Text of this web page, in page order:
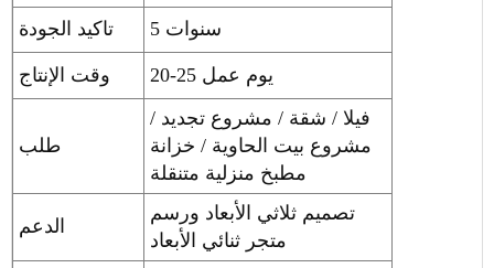
تاكيد الجودة 5 سنوات
وقت الإنتاج 20-25 يوم عمل
طلب
فيلا / شقة / مشروع تجديد /
مشروع بيت الحاوية / خزانة
مطبخ منزلية متنقلة
الدعم
تصميم ثلاثي الأبعاد ورسم
متجر ثنائي الأبعاد